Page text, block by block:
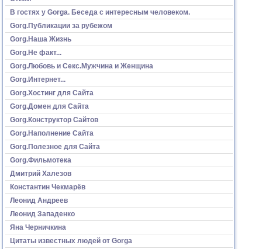
В гостях у Gorga. Беседа с интересным человеком.
Gorg.Публикации за рубежом
Gorg.Наша Жизнь
Gorg.Не факт...
Gorg.Любовь и Секс.Мужчина и Женщина
Gorg.Интернет...
Gorg.Хостинг для Сайта
Gorg.Домен для Сайта
Gorg.Конструктор Сайтов
Gorg.Наполнение Сайта
Gorg.Полезное для Сайта
Gorg.Фильмотека
Дмитрий Халезов
Константин Чекмарёв
Леонид Андреев
Леонид Западенко
Яна Черничкина
Цитаты известных людей от Gorga